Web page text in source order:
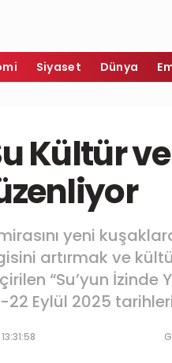
Siyaset Dünya
Kültür
yeni
artırmak ve
“Su’yun İzinde
22 Eylül 2025